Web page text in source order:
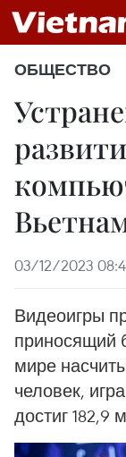
ОБЩЕСТВО
03/12/2023
Видеоигры
приносящий
мире
человек,
достиг